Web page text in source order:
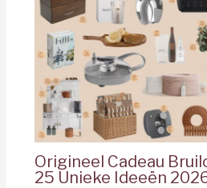
Origineel Cadeau
25 Unieke Ideeën